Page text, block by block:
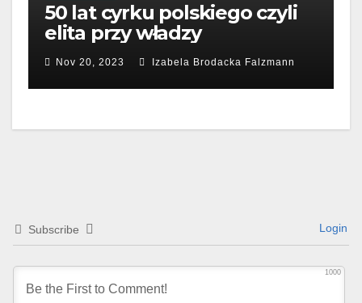
50 lat cyrku polskiego czyli
elita przy władzy
Nov 20, 2023 Izabela Brodacka Falzmann
Subscribe Login
1000